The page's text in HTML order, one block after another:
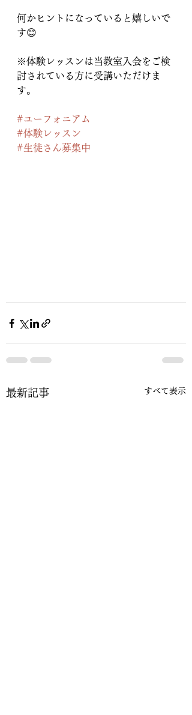
何かヒントになっていると嬉しいで
す😊
※体験レッスンは当教室入会をご検
討されている方に受講いただけま
す。
#ユーフォニアム
#体験レッスン
#生徒さん募集中
最新記事 すべて表示